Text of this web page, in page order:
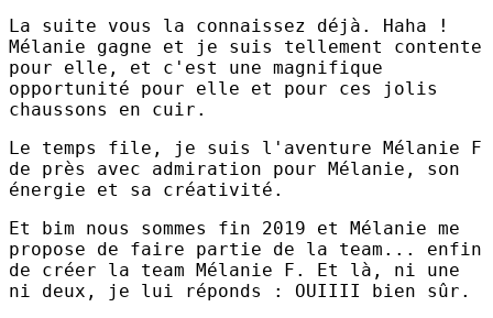
La suite vous la connaissez déjà. Haha !
Mélanie gagne et je suis tellement contente
pour elle, et c'est une magnifique
opportunité pour elle et pour ces jolis
chaussons en cuir.
Le temps file, je suis l'aventure Mélanie F
de près avec admiration pour Mélanie, son
énergie et sa créativité.
Et bim nous sommes fin 2019 et Mélanie me
propose de faire partie de la team... enfin
de créer la team Mélanie F. Et là, ni une
ni deux, je lui réponds : OUIIII bien sûr.